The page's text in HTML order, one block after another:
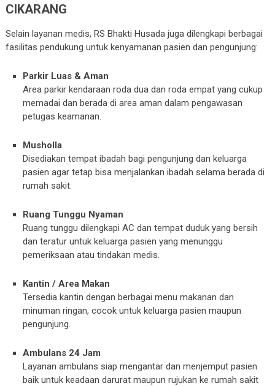
CIKARANG
Selain layanan medis, RS Bhakti Husada juga dilengkapi berbagai
fasilitas pendukung untuk kenyamanan pasien dan pengunjung:
Parkir Luas & Aman
Area parkir kendaraan roda dua dan roda empat yang cukup
memadai dan berada di area aman dalam pengawasan
petugas keamanan.
Musholla
Disediakan tempat ibadah bagi pengunjung dan keluarga
pasien agar tetap bisa menjalankan ibadah selama berada di
rumah sakit.
Ruang Tunggu Nyaman
Ruang tunggu dilengkapi AC dan tempat duduk yang bersih
dan teratur untuk keluarga pasien yang menunggu
pemeriksaan atau tindakan medis.
Kantin / Area Makan
Tersedia kantin dengan berbagai menu makanan dan
minuman ringan, cocok untuk keluarga pasien maupun
pengunjung.
Ambulans 24 Jam
Layanan ambulans siap mengantar dan menjemput pasien
baik untuk keadaan darurat maupun rujukan ke rumah sakit